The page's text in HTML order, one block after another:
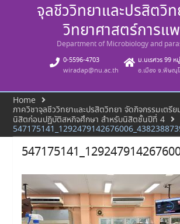
ชู และ คุณปลื้มกมล ภูวนาถ
ศรัณญา ที่ผลงานได้รับการขึ้น
ทะเบียนทรัพย์สินทางปัญญา
คณะวิทยาศาสตร์การแพทย์ ขอ
แนะนำบุคลากรสายวิชาการ ประจำ
เดือนสิงหาคม 2569
จุลชีววิทยาและปรสิตวิ
วิทยาศาสตร์การแ
Department of Microbiology and
0-5596-4703
wiradap@nu.ac.th
ม.นเรศวร 99 ห
อ.เมือง จ.พิษณุ
Home
ภาควิชาจุลชีววิทยาและปรสิตวิทยา จัดกิจกรรมเตรี
นิสิตก่อนปฏิบัติสหกิจศึกษา สำหรับนิสิตชั้นปีที่ 4